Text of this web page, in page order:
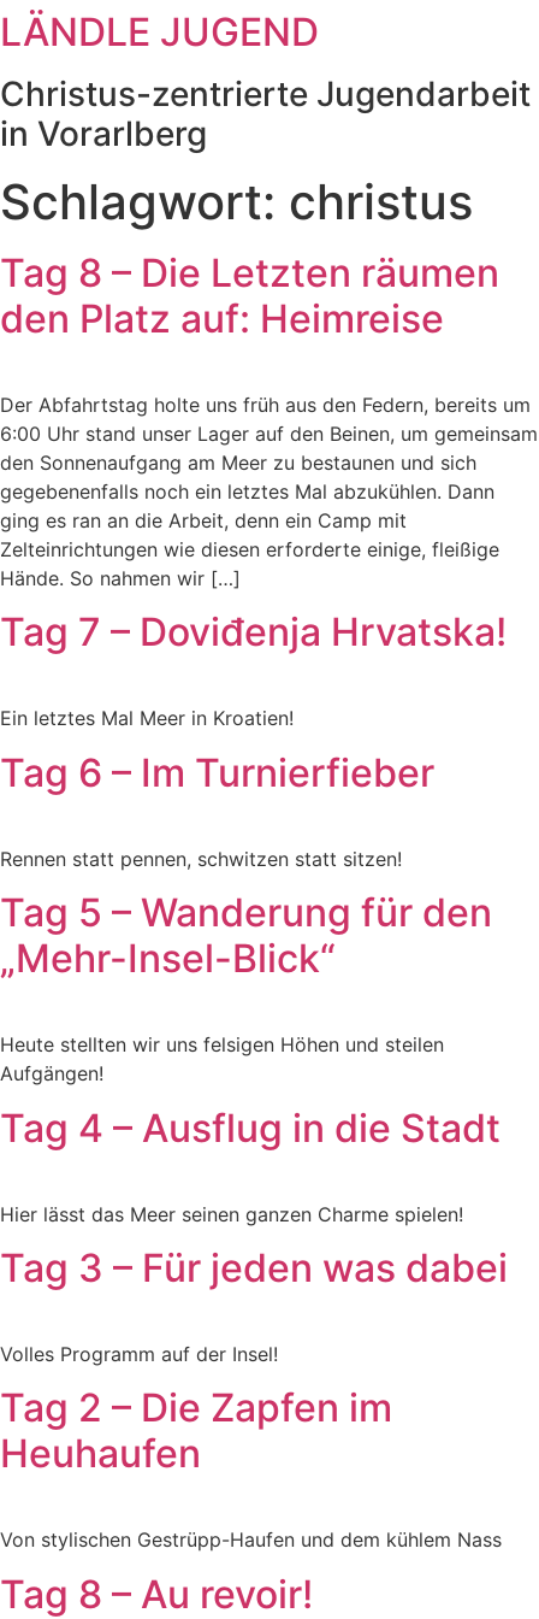
Zum
Inhalt
springen
LÄNDLE JUGEND
Christus-zentrierte Jugendarbeit
in Vorarlberg
Schlagwort: christus
Tag 8 – Die Letzten räumen
den Platz auf: Heimreise
Der Abfahrtstag holte uns früh aus den Federn, bereits um
6:00 Uhr stand unser Lager auf den Beinen, um gemeinsam
den Sonnenaufgang am Meer zu bestaunen und sich
gegebenenfalls noch ein letztes Mal abzukühlen. Dann
ging es ran an die Arbeit, denn ein Camp mit
Zelteinrichtungen wie diesen erforderte einige, fleißige
Hände. So nahmen wir […]
Tag 7 – Doviđenja Hrvatska!
Ein letztes Mal Meer in Kroatien!
Tag 6 – Im Turnierfieber
Rennen statt pennen, schwitzen statt sitzen!
Tag 5 – Wanderung für den
„Mehr-Insel-Blick“
Heute stellten wir uns felsigen Höhen und steilen
Aufgängen!
Tag 4 – Ausflug in die Stadt
Hier lässt das Meer seinen ganzen Charme spielen!
Tag 3 – Für jeden was dabei
Volles Programm auf der Insel!
Tag 2 – Die Zapfen im
Heuhaufen
Von stylischen Gestrüpp-Haufen und dem kühlem Nass
Tag 8 – Au revoir!